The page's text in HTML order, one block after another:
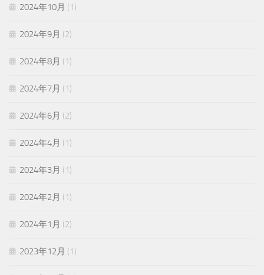
2024年10月 (1)
2024年9月 (2)
2024年8月 (1)
2024年7月 (1)
2024年6月 (2)
2024年4月 (1)
2024年3月 (1)
2024年2月 (1)
2024年1月 (2)
2023年12月 (1)